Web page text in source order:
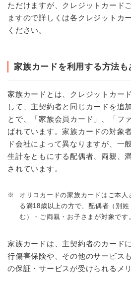
ただけますが、クレジットカード
ますので詳しくは各クレジットカ
ください。
家族カードを利用する方法も
家族カードとは、クレジットカー
して、主契約者と同じカードを追
とで、「家族会員カード」、「フ
ばれています。家族カードの対象
ド会社によって異なりますが、一
生計をともにする配偶者、両親、
されています。
※
オリコカードの家族カードはご本
る満18歳以上の方で、配偶者（別
む）・ご両親・お子さまが対象です。
家族カードは、主契約者のカード
行傷害保険や、その他のサービス
の保証・サービスが受けられるメ